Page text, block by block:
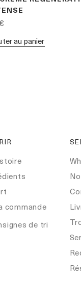
au panier
commande
de tri